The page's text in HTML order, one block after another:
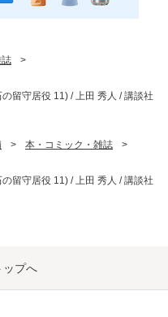
>
留守居役 11) / 上田 秀人 / 講談社
> 本・コミック・雑誌
>
留守居役 11) / 上田 秀人 / 講談社
ップへ